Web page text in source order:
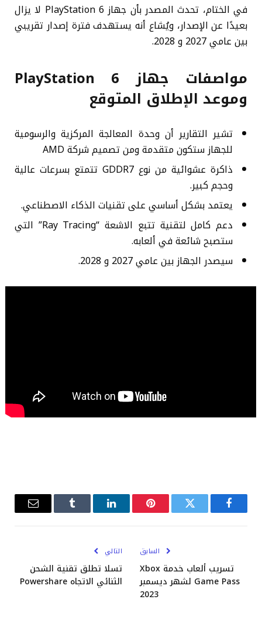
في الختام، تحدث المصدر بأن جهاز PlayStation 6 لا يزال
بعيدًا عن الإصدار، ويُشاع أنه يستهدف فترة إصدار تقريبي
بين عامي 2027 و 2028.
مواصفات جهاز PlayStation 6
وموعد الإطلاق المتوقع
تشير التقارير أن وحدة المعالجة المركزية والرسومية
للجهاز ستكون متقدمة ومن تصميم شركة AMD
ذاكرة عشوائية من نوع GDDR7 تتمتع بسرعات عالية
وحجم كبير.
يعتمد بشكل أساسي على تقنيات الذكاء الاصطناعي.
دعم كامل لتقنية تتبع الاشعة “Ray Tracing” التي
ستصبح شائعة في ألعابه.
سيصدر الجهاز بين عامي 2027 و 2028.
فيسبوكتويتر بينتيريستلينكدإن Tumblrالبريد
السابق
تسريب ألعاب خدمة Xbox
Game Pass لشهر ديسمبر
2023
التالي
تسلا تطلق تقنية الشحن
الثنائي الاتجاه Powershare